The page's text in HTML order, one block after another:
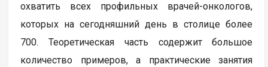
охватить всех профильных врачей-онкологов,
которых на сегодняшний день в столице более
700. Теоретическая часть содержит большое
количество примеров, а практические занятия